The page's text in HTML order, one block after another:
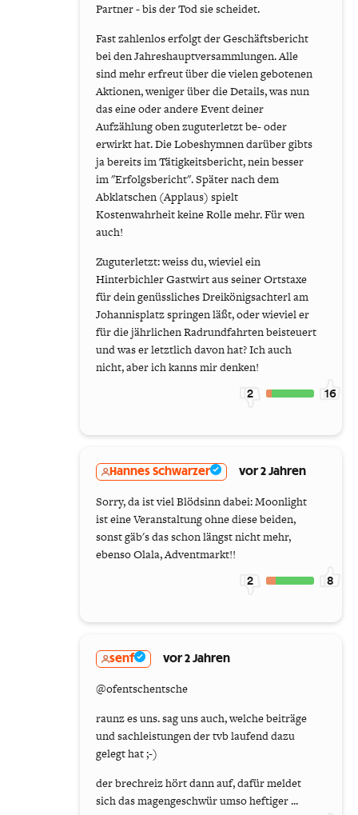
Partner - bis der Tod sie scheidet.
Fast zahlenlos erfolgt der Geschäftsbericht
bei den Jahreshauptversammlungen. Alle
sind mehr erfreut über die vielen gebotenen
Aktionen, weniger über die Details, was nun
das eine oder andere Event deiner
Aufzählung oben zuguterletzt be- oder
erwirkt hat. Die Lobeshymnen darüber gibts
ja bereits im Tätigkeitsbericht, nein besser
im "Erfolgsbericht". Später nach dem
Abklatschen (Applaus) spielt
Kostenwahrheit keine Rolle mehr. Für wen
auch!
Zuguterletzt: weiss du, wieviel ein
Hinterbichler Gastwirt aus seiner Ortstaxe
für dein genüssliches Dreikönigsachterl am
Johannisplatz springen läßt, oder wieviel er
für die jährlichen Radrundfahrten beisteuert
und was er letztlich davon hat? Ich auch
nicht, aber ich kanns mir denken!
2 16
Hannes Schwarzer vor 2 Jahren
Sorry, da ist viel Blödsinn dabei: Moonlight
ist eine Veranstaltung ohne diese beiden,
sonst gäb's das schon längst nicht mehr,
ebenso Olala, Adventmarkt!!
2 8
senf vor 2 Jahren
@ofentschentsche
raunz es uns. sag uns auch, welche beiträge
und sachleistungen der tvb laufend dazu
gelegt hat ;-)
der brechreiz hört dann auf, dafür meldet
sich das magengeschwür umso heftiger ...